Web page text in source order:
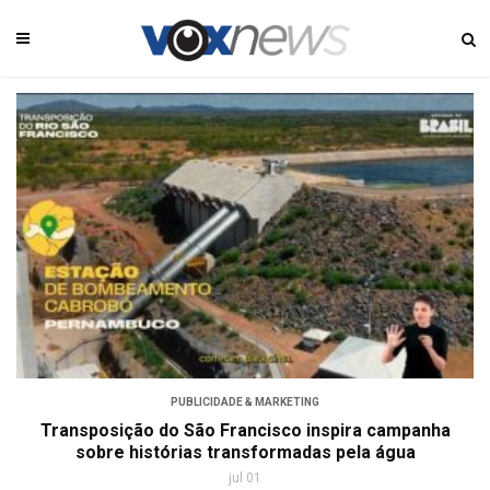
PUBLICIDADE & MARKETING
Transposição do São Francisco inspira campanha
sobre histórias transformadas pela água
jul 01